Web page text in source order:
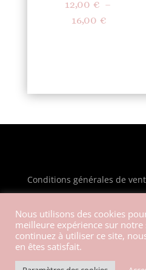
12,00 € –
16,00 €
16,00 €
Conditions générales de
Politique de confidentialité
Nous utilisons des cookies
meilleure expérience sur notre
continuez à utiliser ce site,
en êtes satisfait.